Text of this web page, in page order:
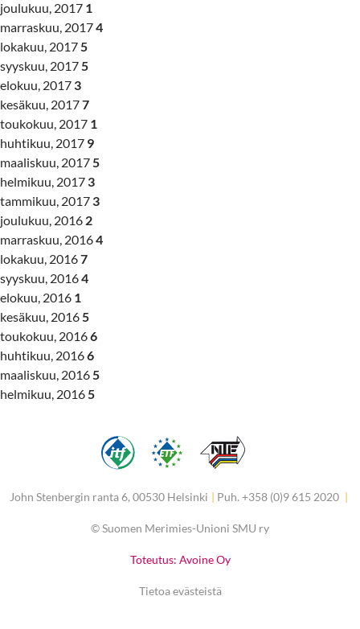
joulukuu, 2017 1
marraskuu, 20174
lokakuu, 20175
syyskuu, 20175
elokuu, 2017 3
kesäkuu, 20177
toukokuu, 2017 1
huhtikuu, 2017 9
maaliskuu, 20175
helmikuu, 2017 3
tammikuu, 2017 3
joulukuu, 2016 2
marraskuu, 20164
lokakuu, 20167
syyskuu, 20164
elokuu, 2016 1
kesäkuu, 20165
toukokuu, 20166
huhtikuu, 20166
maaliskuu, 20165
helmikuu, 20165
John Stenbergin ranta 6, 00530 Helsinki | Puh. +358 (0)9 615 2020 |
©Suomen Merimies-Unioni SMU ry
Toteutus: Avoine Oy
Tietoa evästeistä